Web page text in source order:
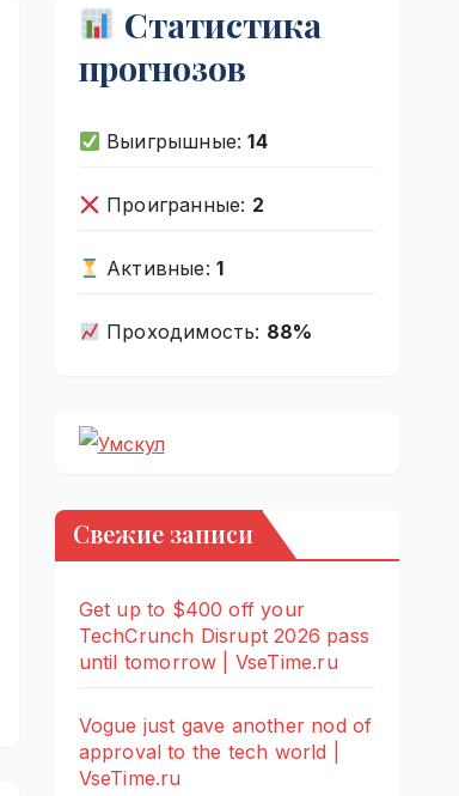
Статистика
прогнозов
Выигрышные:14
Проигранные: 2
Активные: 1
Проходимость: 88%
Свежие записи
Get up to $400 off your
TechCrunch Disrupt 2026 pass
until tomorrow | VseTime.ru
Vogue just gave another nod of
approval to the tech world |
VseTime.ru